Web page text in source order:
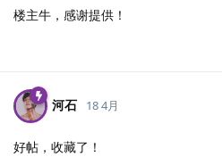
楼主牛，感谢提供！
河石 18 4月
好帖，收藏了！